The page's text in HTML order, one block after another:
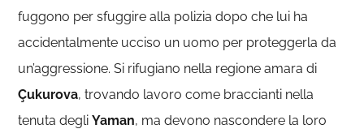
fuggono per sfuggire alla polizia dopo che lui ha
accidentalmente ucciso un uomo per proteggerla da
un’aggressione. Si rifugiano nella regione amara di
Çukurova, trovando lavoro come braccianti nella
tenuta degliYaman, ma devono nascondere la loro